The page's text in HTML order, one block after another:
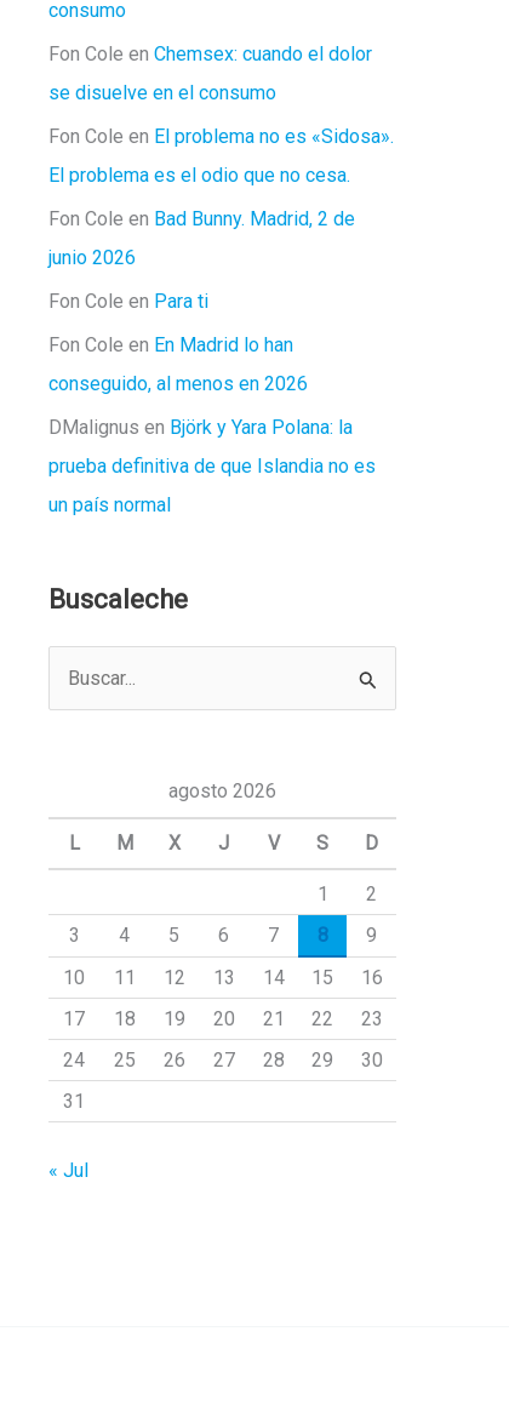
consumo
Fon Cole en Chemsex: cuando el dolor
se disuelve en el consumo
Fon Cole en El problema no es «Sidosa».
El problema es el odio que no cesa.
Fon Cole en Bad Bunny. Madrid, 2 de
junio 2026
Fon Cole en Para ti
Fon Cole en En Madrid lo han
conseguido, al menos en 2026
DMalignus en Björk y Yara Polana: la
prueba definitiva de que Islandia no es
un país normal
Buscaleche
a
agosto 2026
L M X J V S D
1
2
3
4 5 6 7 8
9
10
11 12 13 14 15
16
17
18 19 20 21 22
23
24
25 26 27 28 29
30
31
« Jul